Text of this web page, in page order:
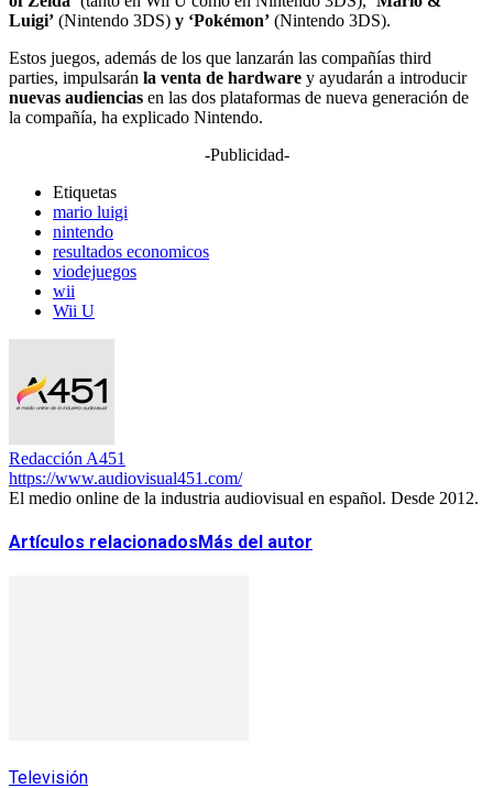
Luigi’ (Nintendo 3DS) y ‘Pokémon’ (Nintendo 3DS).
Estos juegos, además de los que lanzarán las compañías third
parties, impulsarán la venta de hardware y ayudarán a introducir
nuevas audiencias en las dos plataformas de nueva generación de
la compañía, ha explicado Nintendo.
-Publicidad-
Etiquetas
mario luigi
nintendo
resultados economicos
viodejuegos
wii
Wii U
Redacción A451
https://www.audiovisual451.com/
El medio online de la industria audiovisual en español. Desde 2012.
Artículos relacionadosMás del autor
Televisión